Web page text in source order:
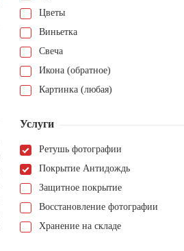
Цветы
Виньетка
Свеча
Икона (обратное)
Картинка (любая)
Услуги
Ретушь фотографии
Покрытие Антидождь
Защитное покрытие
Восстановление фотографии
Хранение на складе